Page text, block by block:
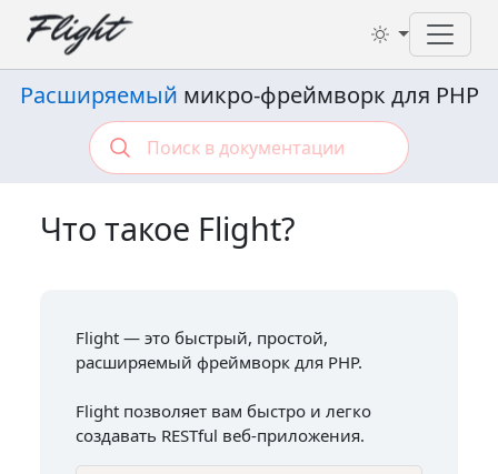
Расширяемый микро-фреймворк для PHP
Что такое Flight?
Flight — это быстрый, простой,
расширяемый фреймворк для PHP.
Flight позволяет вам быстро и легко
создавать RESTful веб-приложения.